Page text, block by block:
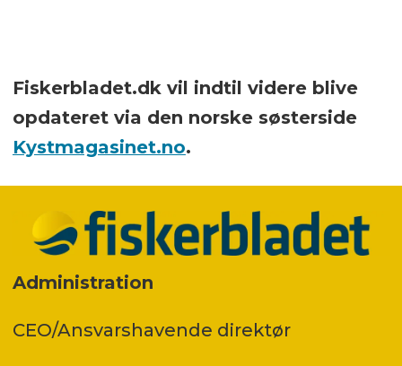
Fiskerbladet.dk vil indtil videre blive
opdateret via den norske søsterside
Kystmagasinet.no.
Administration
CEO/Ansvarshavende direktør